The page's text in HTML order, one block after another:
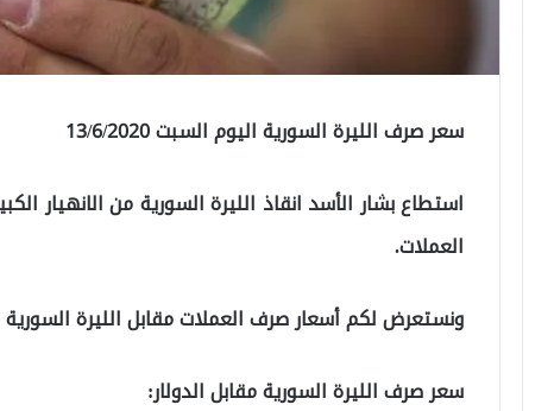
سعر صرف الليرة السورية اليوم السبت 13/6/2020
استطاع بشار الأسد انقاذ الليرة السورية من الانهيار
العملات.
ونستعرض لكم أسعار صرف العملات مقابل الليرة
سعر صرف الليرة السورية مقابل الدولار: